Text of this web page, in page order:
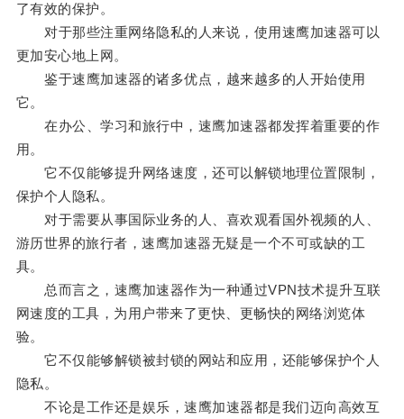
了有效的保护。
对于那些注重网络隐私的人来说，使用速鹰加速器可以
更加安心地上网。
鉴于速鹰加速器的诸多优点，越来越多的人开始使用
它。
在办公、学习和旅行中，速鹰加速器都发挥着重要的作
用。
它不仅能够提升网络速度，还可以解锁地理位置限制，
保护个人隐私。
对于需要从事国际业务的人、喜欢观看国外视频的人、
游历世界的旅行者，速鹰加速器无疑是一个不可或缺的工
具。
总而言之，速鹰加速器作为一种通过VPN技术提升互联
网速度的工具，为用户带来了更快、更畅快的网络浏览体
验。
它不仅能够解锁被封锁的网站和应用，还能够保护个人
隐私。
不论是工作还是娱乐，速鹰加速器都是我们迈向高效互